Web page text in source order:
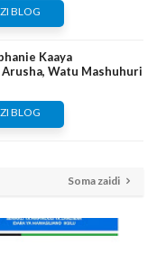
BLOG
Kaaya
Watu Mashuhuri
BLOG
Soma zaidi